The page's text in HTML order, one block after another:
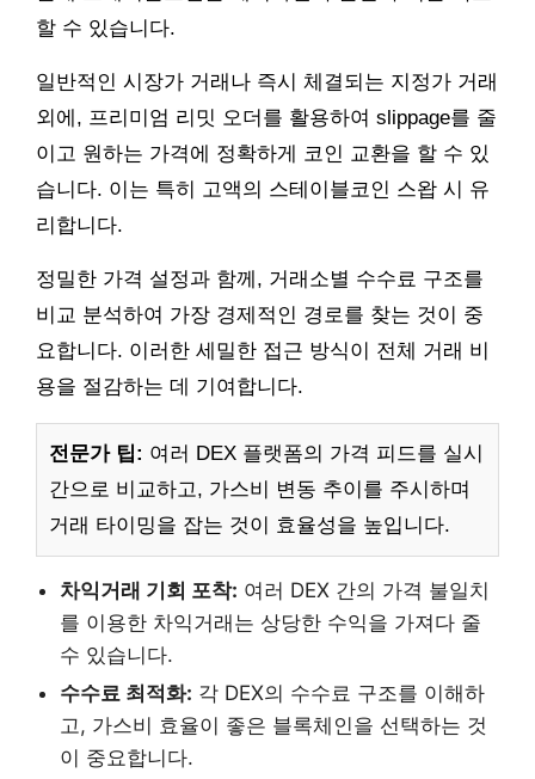
할 수 있습니다.
일반적인 시장가 거래나 즉시 체결되는 지정가 거래
외에, 프리미엄 리밋 오더를 활용하여 slippage를 줄
이고 원하는 가격에 정확하게 코인 교환을 할 수 있
습니다. 이는 특히 고액의 스테이블코인 스왑 시 유
리합니다.
정밀한 가격 설정과 함께, 거래소별 수수료 구조를
비교 분석하여 가장 경제적인 경로를 찾는 것이 중
요합니다. 이러한 세밀한 접근 방식이 전체 거래 비
용을 절감하는 데 기여합니다.
전문가 팁: 여러 DEX 플랫폼의 가격 피드를 실시
간으로 비교하고, 가스비 변동 추이를 주시하며
거래 타이밍을 잡는 것이 효율성을 높입니다.
차익거래 기회 포착: 여러 DEX 간의 가격 불일치
를 이용한 차익거래는 상당한 수익을 가져다 줄
수 있습니다.
수수료 최적화: 각 DEX의 수수료 구조를 이해하
고, 가스비 효율이 좋은 블록체인을 선택하는 것
이 중요합니다.